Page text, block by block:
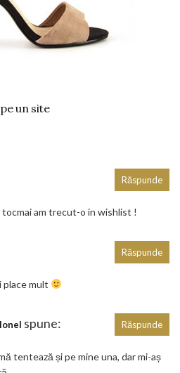
un site
am trecut-o in wishlist !
Răspunde
place mult
Răspunde
spune:
tentează și pe mine una, dar mi-aș
Răspunde